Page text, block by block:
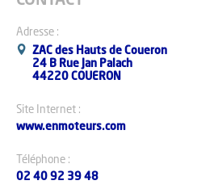
Adresse :
ZAC des Hauts de Coueron
24 B Rue Jan Palach
44220 COUERON
Site Internet :
www.enmoteurs.com
Téléphone :
02 40 92 39 48